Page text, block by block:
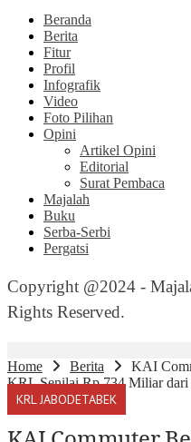
Beranda
Berita
Fitur
Profil
Infografik
Video
Foto Pilihan
Opini
Artikel Opini
Editorial
Surat Pembaca
Majalah
Buku
Serba-Serbi
Pergatsi
Copyright @2024 -
Rights Reserved.
Home Berita
KAI
KRL Senilai Rp 734 Miliar dari
KRL JABODETABEK